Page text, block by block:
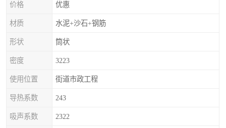
价格 优惠
材质 水泥+沙石+钢筋
形状 筒状
密度 3223
使用位置 街道市政工程
导热系数 243
吸声系数 2322